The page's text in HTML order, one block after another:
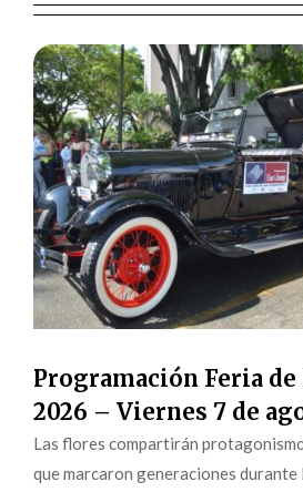
Programación Feria de
2026 – Viernes 7 de
Las flores compartirán
que marcaron generaciones